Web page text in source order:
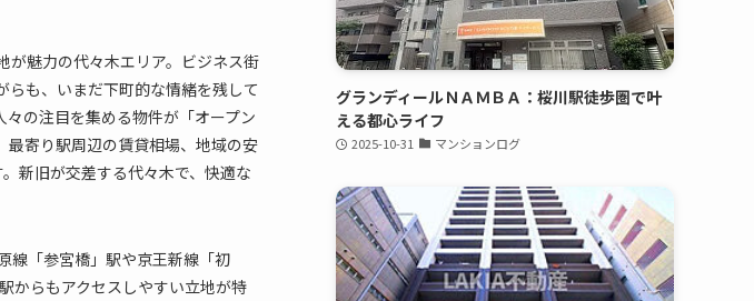
が魅力の代々木エリア。ビジネス街
も、いまだ下町的な情緒を残して
の注目を集める物件が「オープン
最寄り駅周辺の賃貸相場、地域の安
新旧が交差する代々木で、快適な
「参宮橋」駅や京王新線「初
からもアクセスしやすい立地が特
グランディールＮＡＭＢＡ：桜川駅徒歩圏で叶
える都心ライフ
2025-10-31 マンションログ